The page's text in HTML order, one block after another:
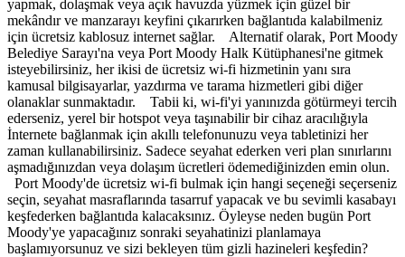
yapmak, dolaşmak veya açık havuzda yüzmek için güzel bir
mekândır ve manzarayı keyfini çıkarırken bağlantıda kalabilmeniz
için ücretsiz kablosuz internet sağlar. Alternatif olarak, Port Moody
Belediye Sarayı'na veya Port Moody Halk Kütüphanesi'ne gitmek
isteyebilirsiniz, her ikisi de ücretsiz wi-fi hizmetinin yanı sıra
kamusal bilgisayarlar, yazdırma ve tarama hizmetleri gibi diğer
olanaklar sunmaktadır. Tabii ki, wi-fi'yi yanınızda götürmeyi tercih
ederseniz, yerel bir hotspot veya taşınabilir bir cihaz aracılığıyla
İnternete bağlanmak için akıllı telefonunuzu veya tabletinizi her
zaman kullanabilirsiniz. Sadece seyahat ederken veri plan sınırlarını
aşmadığınızdan veya dolaşım ücretleri ödemediğinizden emin olun.
Port Moody'de ücretsiz wi-fi bulmak için hangi seçeneği seçerseniz
seçin, seyahat masraflarında tasarruf yapacak ve bu sevimli kasabayı
keşfederken bağlantıda kalacaksınız. Öyleyse neden bugün Port
Moody'ye yapacağınız sonraki seyahatinizi planlamaya
başlamıyorsunuz ve sizi bekleyen tüm gizli hazineleri keşfedin?